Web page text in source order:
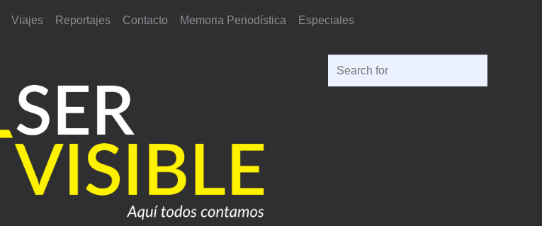
Viajes Reportajes Contacto Memoria Periodística Especiales